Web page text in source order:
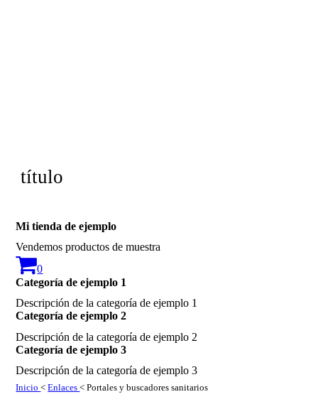
título
Mi tienda de ejemplo
Vendemos productos de muestra
0
Categoría de ejemplo 1
Descripción de la categoría de ejemplo 1
Categoría de ejemplo 2
Descripción de la categoría de ejemplo 2
Categoría de ejemplo 3
Descripción de la categoría de ejemplo 3
Inicio<Enlaces< Portales y buscadores sanitarios